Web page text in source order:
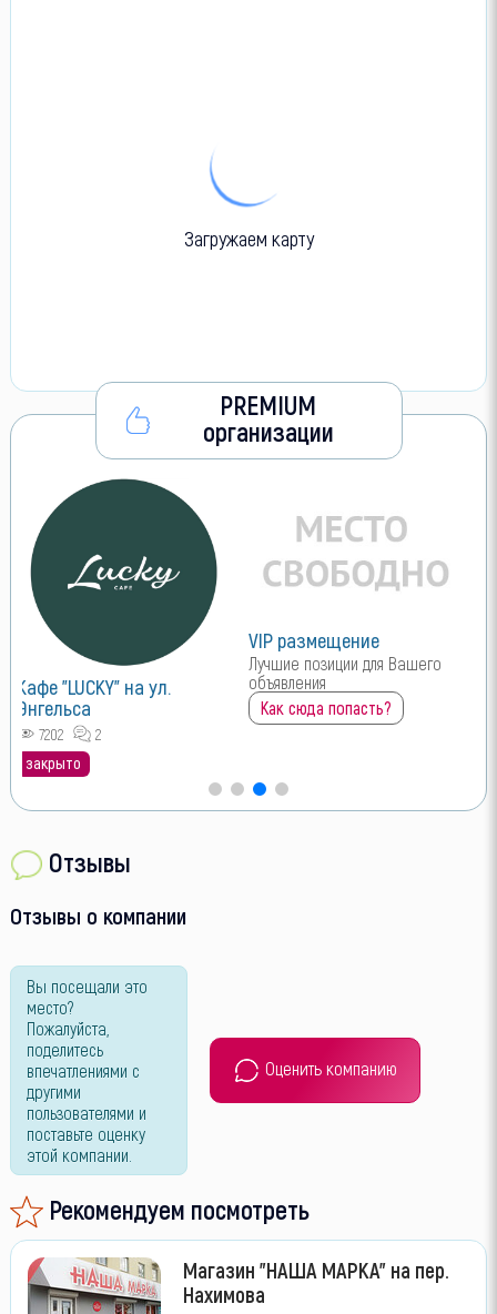
Загружаем карту
PREMIUM
организации
Кафе "LUCKY" на ул.
Энгельса
7202
2
закрыто
VIP размещение
Лучшие позиции для Вашего
объявления
Как сюда попасть?
Отзывы
Отзывы о компании
Вы посещали это
место?
Пожалуйста,
поделитесь
впечатлениями с
другими
пользователями и
поставьте оценку
этой компании.
Оценить компанию
Рекомендуем посмотреть
Магазин "НАША МАРКА" на пер.
Нахимова